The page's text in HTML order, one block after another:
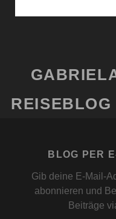
BLOG PER
Gib deine E-Mail-
abonnieren und
Beiträge